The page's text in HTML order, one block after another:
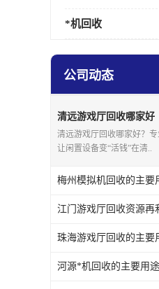
*机回收
公司动态
清远游戏厅回收哪家好
清远游戏厅回收哪家好？
让闲置设备变“活钱”在清..
梅州模拟机回收的主要
江门游戏厅回收资源再
珠海游戏厅回收的主要
河源*机回收的主要用途